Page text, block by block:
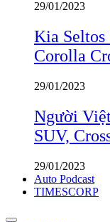
29/01/2023
Kia Seltos
Corolla
29/01/2023
Người
SUV,
29/01/2023
Auto Podcast
TIMESCORP